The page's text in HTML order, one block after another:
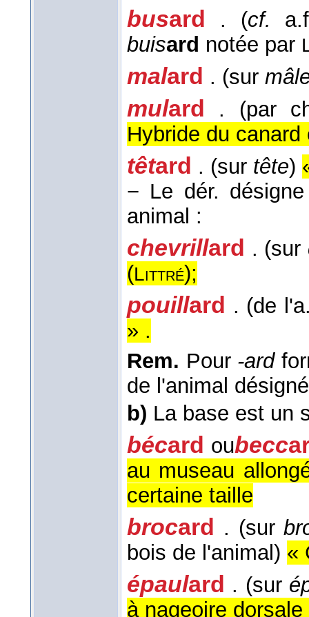
busard . (cf.
buisard notée par
malard . (sur
mulard . (par
Hybride du
têtard . (sur tête)
− Le dér.
animal :
chevrillard . (sur
(Littré);
pouillard . (de
» .
Rem. Pour -ard
de l'animal
b) La base est un
bécard oubecc
au museau
certaine taille
brocard . (sur
bois de l'animal) «
épaulard . (sur
à nageoire